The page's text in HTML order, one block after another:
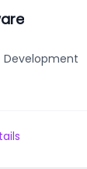
Development